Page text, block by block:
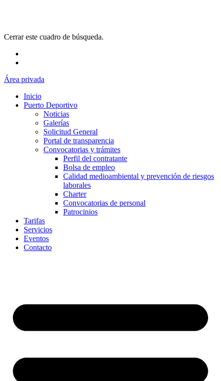
Cerrar este cuadro de búsqueda.
Área privada
Inicio
Puerto Deportivo
Noticias
Galerías
Solicitud General
Portal de transparencia
Convocatorias y trámites
Perfil del contratante
Bolsa de empleo
Calidad medioambiental y prevención de riesgos
laborales
Charter
Convocatorias de personal
Patrocinios
Tarifas
Servicios
Eventos
Contacto